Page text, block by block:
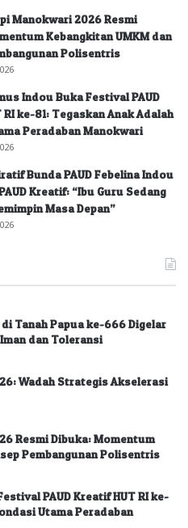
Manokwari 2026 Resmi
Kebangkitan UMKM dan
Polisentris
Indou Buka Festival PAUD
ke-81: Tegaskan Anak Adalah
Peradaban Manokwari
Bunda PAUD Febelina Indou
Kreatif: “Ibu Guru Sedang
Masa Depan”
Tanah Papua ke-666 Digelar
dan Toleransi
Wadah Strategis Akselerasi
Resmi Dibuka: Momentum
Pembangunan Polisentris
PAUD Kreatif HUT RI ke-
Utama Peradaban